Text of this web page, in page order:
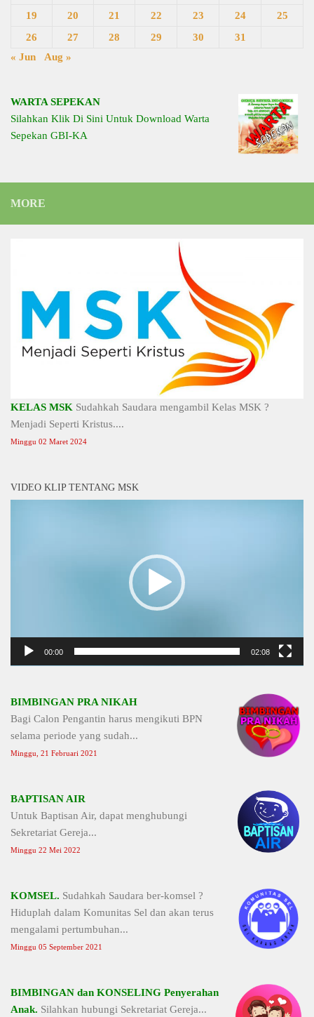
19 20 21 22 23 24
25
26
27 28 29 30
31
« Jun
Aug »
WARTA SEPEKAN
Silahkan Klik Di Sini Untuk Download Warta
Sepekan GBI-KA
MORE
KELAS MSK Sudahkah Saudara mengambil Kelas MSK ?
Menjadi Seperti Kristus....
Minggu 02 Maret 2024
VIDEO KLIP TENTANG MSK
00:00 02:08
BIMBINGAN PRA NIKAH
Bagi Calon Pengantin harus mengikuti BPN
selama periode yang sudah...
Minggu, 21 Februari 2021
BAPTISAN AIR
Untuk Baptisan Air, dapat menghubungi
Sekretariat Gereja...
Minggu 22 Mei 2022
KOMSEL. Sudahkah Saudara ber-komsel ?
Hiduplah dalam Komunitas Sel dan akan terus
mengalami pertumbuhan...
Minggu 05 September 2021
BIMBINGAN dan KONSELING Penyerahan
Anak. Silahkan hubungi Sekretariat Gereja...